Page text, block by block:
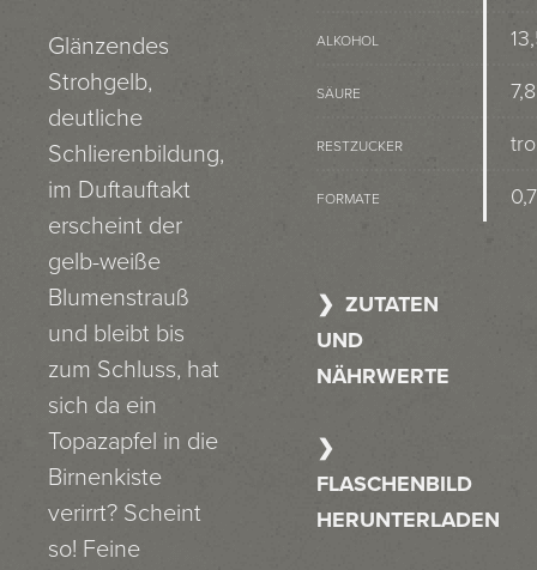
Glänzendes
Strohgelb,
deutliche
Schlierenbildung,
im Duftauftakt
erscheint der
gelb-weiße
Blumenstrauß
und bleibt bis
zum Schluss, hat
sich da ein
Topazapfel in die
Birnenkiste
verirrt? Scheint
so! Feine
ALKOHOL
SÄURE
RESTZUCKER
FORMATE
ZUTATEN
UND
NÄHRWERTE
FLASCHENBILD
HERUNTERLADEN